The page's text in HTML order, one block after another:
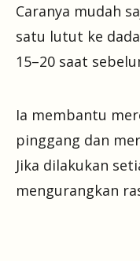
Caranya mudah
satu lutut ke
15–20 saat
Ia membantu
pinggang dan
Jika dilakukan
mengurangkan